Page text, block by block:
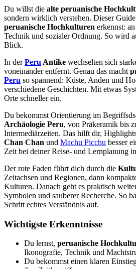
Du willst die alte peruanische
sondern wirklich verstehen. Dieser
peruanische Hochkulturen erkennst:
Technik und sozialer Ordnung. So wird
Blick.
In derPeru Antike wechselten sich
voneinander entfernt. Genau das macht
Peru so spannend: Küste, Anden und
verschiedene Geschichten. Mit etwas
Orte schneller ein.
Du bekommst Orientierung im
Archäologie Peru, von Präkeramik bis
Intermediärzeiten. Das hilft dir,
Chan Chan und Machu Picchu besser
Zeit bei deiner Reise- und Lernplanung
Der rote Faden führt dich durch die
Zeitachsen und Regionen, dann
Kulturen. Danach geht es praktisch
Symbolen und sauberer Recherche. So
Schritt echtes Verständnis auf.
Wichtigste Erkenntnisse
Du lernst, peruanische
Ikonografie, Technik und
Du bekommst einen klaren